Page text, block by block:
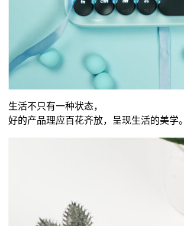
生活不只有一种状态，
好的产品理应百花齐放，呈现生活的美学。